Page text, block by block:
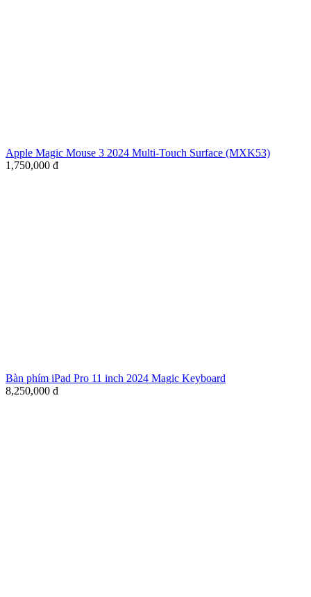
Apple Magic Mouse 3 2024 Multi-Touch Surface (MXK53)
1,750,000 đ
Bàn phím iPad Pro 11 inch 2024 Magic Keyboard
8,250,000 đ